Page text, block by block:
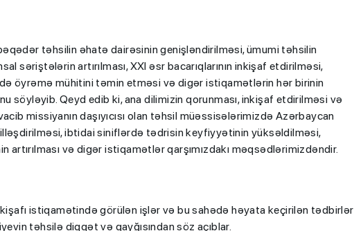
təhsilin əhatə dairəsinin genişləndirilməsi, ümumi təhsilin
səriştələrin artırılması, XXI əsr bacarıqlarının inkişaf etdirilməsi,
öyrəmə mühitini təmin etməsi və digər istiqamətlərin hər birinin
söyləyib. Qeyd edib ki, ana dilimizin qorunması, inkişaf etdirilməsi və
missiyanın daşıyıcısı olan təhsil müəssisələrimizdə Azərbaycan
ibtidai siniflərdə tədrisin keyfiyyətinin yüksəldilməsi,
artırılması və digər istiqamətlər qarşımızdakı məqsədlərimizdəndir.
istiqamətində görülən işlər və bu sahədə həyata keçirilən tədbirlər
təhsilə diqqət və qayğısından söz açıblar.